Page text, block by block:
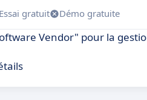
Essai gratuit Démo gratuite
Vendor" pour la